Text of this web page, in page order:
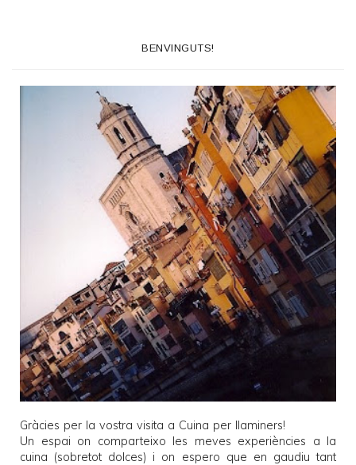
BENVINGUTS!
Gràcies per la vostra visita a Cuina per llaminers!
Un espai on comparteixo les meves experiències a la
cuina (sobretot dolces) i on espero que en gaudiu tant